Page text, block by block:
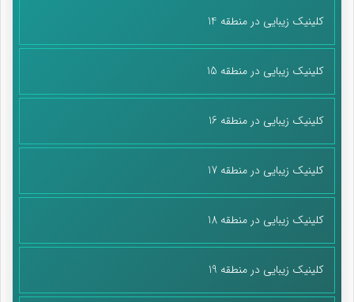
کلینیک زیبایی در منطقه 14
کلینیک زیبایی در منطقه 15
کلینیک زیبایی در منطقه 16
کلینیک زیبایی در منطقه 17
کلینیک زیبایی در منطقه 18
کلینیک زیبایی در منطقه 19